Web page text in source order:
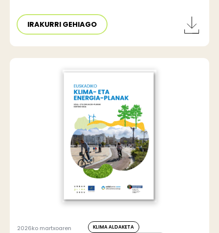
IRAKURRI GEHIAGO
2026ko martxoaren
KLIMA ALDAKETA